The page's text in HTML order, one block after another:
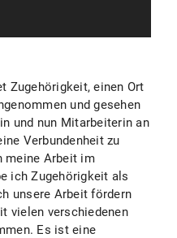
Zugehörigkeit, einen Ort
und gesehen
und nun Mitarbeiterin an
Verbundenheit zu
meine Arbeit im
ich Zugehörigkeit als
unsere Arbeit fördern
vielen verschiedenen
Es ist eine